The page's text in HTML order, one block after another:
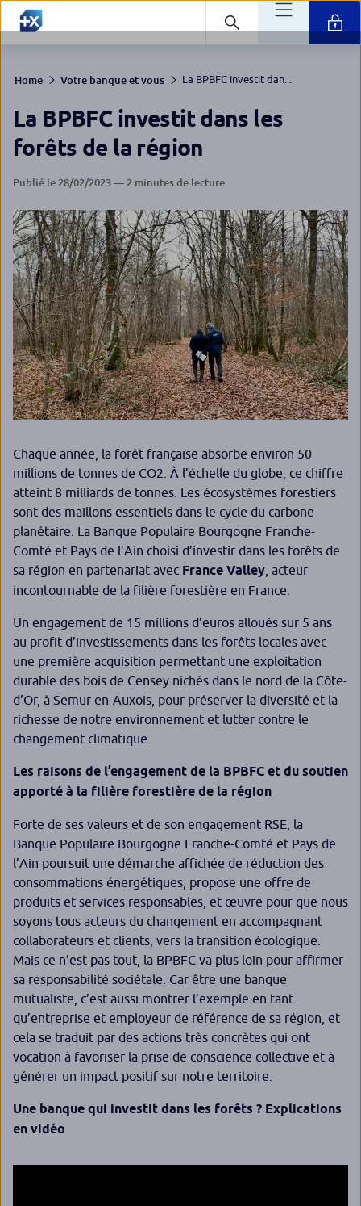
Home Votre banque et vous La BPBFC investit dan...
La BPBFC investit dans les
forêts de la région
Publié le 28/02/2023 — 2 minutes de lecture
Chaque année, la forêt française absorbe environ 50
millions de tonnes de CO2. À l’échelle du globe, ce chiffre
atteint 8 milliards de tonnes. Les écosystèmes forestiers
sont des maillons essentiels dans le cycle du carbone
planétaire. La Banque Populaire Bourgogne Franche-
Comté et Pays de l’Ain choisi d’investir dans les forêts de
sa région en partenariat avec France Valley , acteur
incontournable de la filière forestière en France.
Un engagement de 15 millions d’euros alloués sur 5 ans
au profit d’investissements dans les forêts locales avec
une première acquisition permettant une exploitation
durable des bois de Censey nichés dans le nord de la Côte-
d’Or, à Semur-en-Auxois, pour préserver la diversité et la
richesse de notre environnement et lutter contre le
changement climatique.
Les raisons de l’engagement de la BPBFC et du soutien
apporté à la filière forestière de la région
Forte de ses valeurs et de son engagement RSE, la
Banque Populaire Bourgogne Franche-Comté et Pays de
l’Ain poursuit une démarche affichée de réduction des
consommations énergétiques, propose une offre de
produits et services responsables, et œuvre pour que nous
soyons tous acteurs du changement en accompagnant
collaborateurs et clients, vers la transition écologique.
Mais ce n’est pas tout, la BPBFC va plus loin pour affirmer
sa responsabilité sociétale. Car être une banque
mutualiste, c’est aussi montrer l’exemple en tant
qu’entreprise et employeur de référence de sa région, et
cela se traduit par des actions très concrètes qui ont
vocation à favoriser la prise de conscience collective et à
générer un impact positif sur notre territoire.
Une banque qui investit dans les forêts ? Explications
en vidéo